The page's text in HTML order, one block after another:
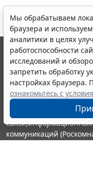
Мы обрабатываем
браузера и
аналитики в целях
работоспособности
исследований и
запретить обработку
настройках браузера.
ознакомьтесь с
© ООО "НПП "ГАРАНТ-
выпускается с 1990
являются
информации ГАРАНТ.
Портал ГАРАНТ.РУ
издания Федеральной
связи,информационных
коммуникаций